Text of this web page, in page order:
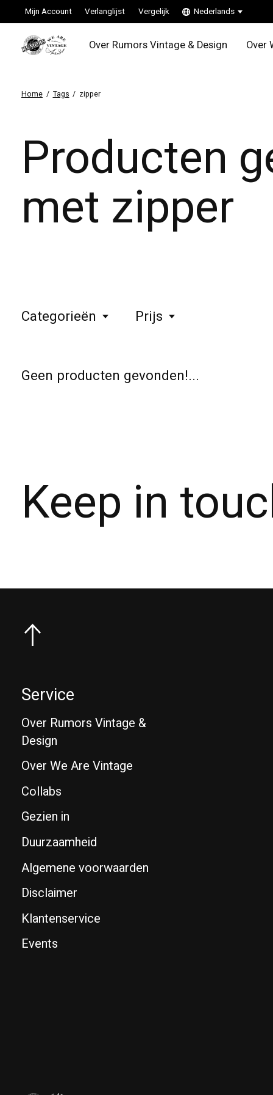
Mijn Account Verlanglijst Vergelijk Nederlands
Over Rumors Vintage & Design Over
Home / Tags / zipper
Producten
met zipper
Categorieën Prijs
Geen producten gevonden!...
Keep in
Service
Over Rumors Vintage &
Design
Over We Are Vintage
Collabs
Gezien in
Duurzaamheid
Algemene voorwaarden
Disclaimer
Klantenservice
Events